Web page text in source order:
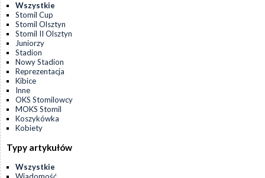
Wszystkie
Stomil Cup
Stomil Olsztyn
Stomil II Olsztyn
Juniorzy
Stadion
Nowy Stadion
Reprezentacja
Kibice
Inne
OKS Stomilowcy
MOKS Stomil
Koszykówka
Kobiety
Typy artykułów
Wszystkie